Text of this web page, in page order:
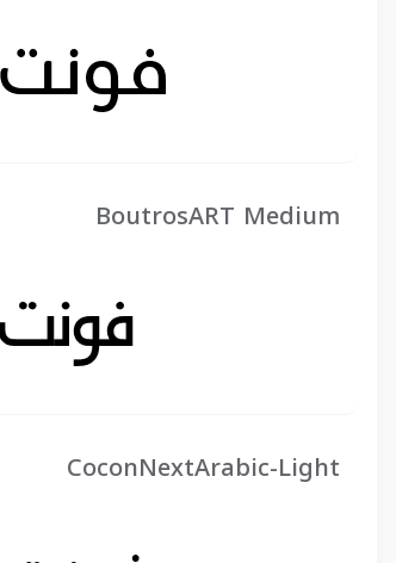
BoutrosART Medium
CoconNextArabic-Light